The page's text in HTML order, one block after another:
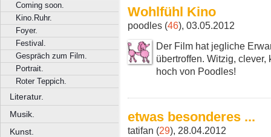
Coming soon.
Kino.Ruhr.
Foyer.
Festival.
Gespräch zum Film.
Portrait.
Roter Teppich.
Literatur.
Musik.
Kunst.
Wohlfühl Kino
poodles (46), 03.05.2012
Der Film hat jegliche
übertroffen. Witzig,
hoch von Poodles!
etwas besonderes ...
tatifan (29), 28.04.2012